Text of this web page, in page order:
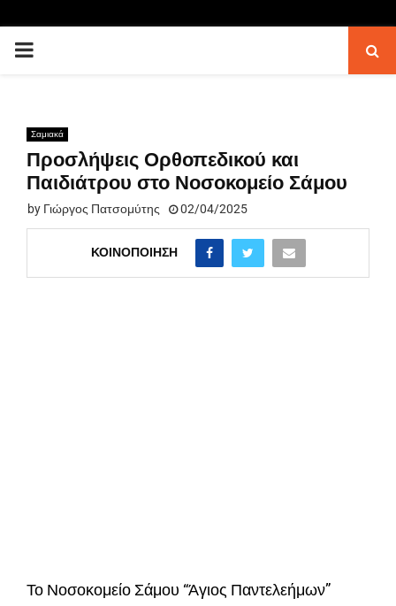
PRIMARY
Σαμιακά
Προσλήψεις Ορθοπεδικού και
Παιδιάτρου στο Νοσοκομείο Σάμου
by Γιώργος Πατσομύτης 02/04/2025
ΚΟΙΝΟΠΟΊΗΣΗ
Το Νοσοκομείο Σάμου “Άγιος Παντελεήμων”